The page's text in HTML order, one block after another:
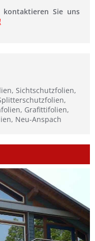
kontaktieren Sie uns
Sichtschutzfolien,
Grafittifolien,
Neu-Anspach